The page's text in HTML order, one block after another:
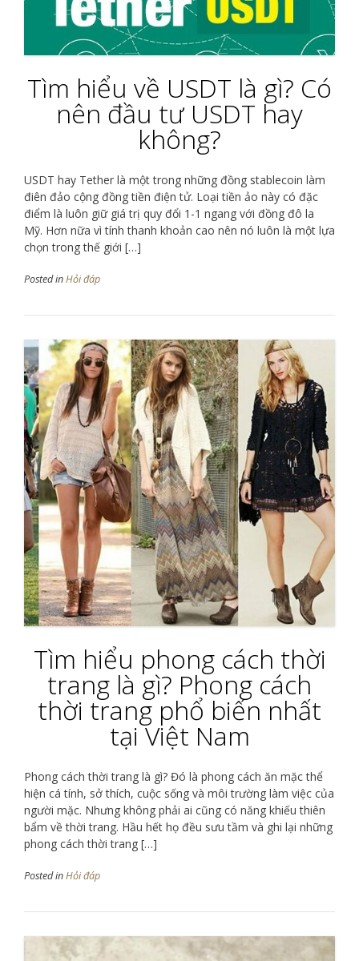
Tìm hiểu về USDT là gì? Có
nên đầu tư USDT hay
không?
USDT hay Tether là một trong những đồng stablecoin làm
điên đảo cộng đồng tiền điện tử. Loại tiền ảo này có đặc
điểm là luôn giữ giá trị quy đổi 1-1 ngang với đồng đô la
Mỹ. Hơn nữa vì tính thanh khoản cao nên nó luôn là một lựa
chọn trong thế giới […]
Posted inHỏi đáp
Tìm hiểu phong cách thời
trang là gì? Phong cách
thời trang phổ biến nhất
tại Việt Nam
Phong cách thời trang là gì? Đó là phong cách ăn mặc thể
hiện cá tính, sở thích, cuộc sống và môi trường làm việc của
người mặc. Nhưng không phải ai cũng có năng khiếu thiên
bẩm về thời trang. Hầu hết họ đều sưu tầm và ghi lại những
phong cách thời trang […]
Posted inHỏi đáp